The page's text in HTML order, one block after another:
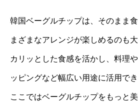
韓国ベーグルチップは、そのまま
まざまなアレンジが楽しめるのも
カリッとした食感を活かし、料理
ッピングなど幅広い用途に活用でき
ここではベーグルチップをもっと